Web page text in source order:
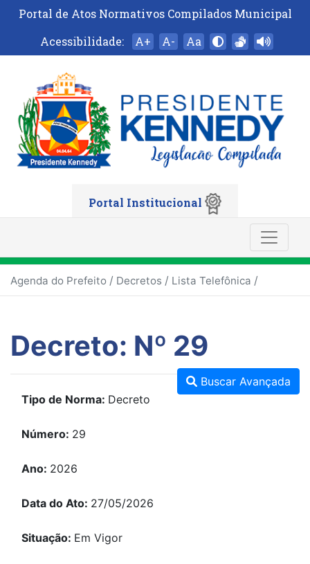
Portal de Atos Normativos Compilados Municipal
Acessibilidade:
A+ A- Aa
Portal Institucional
Agenda do Prefeito / Decretos / Lista Telefônica /
Decreto: Nº 29
Buscar Avançada
Tipo de Norma: Decreto
Número: 29
Ano: 2026
Data do Ato: 27/05/2026
Situação: Em Vigor